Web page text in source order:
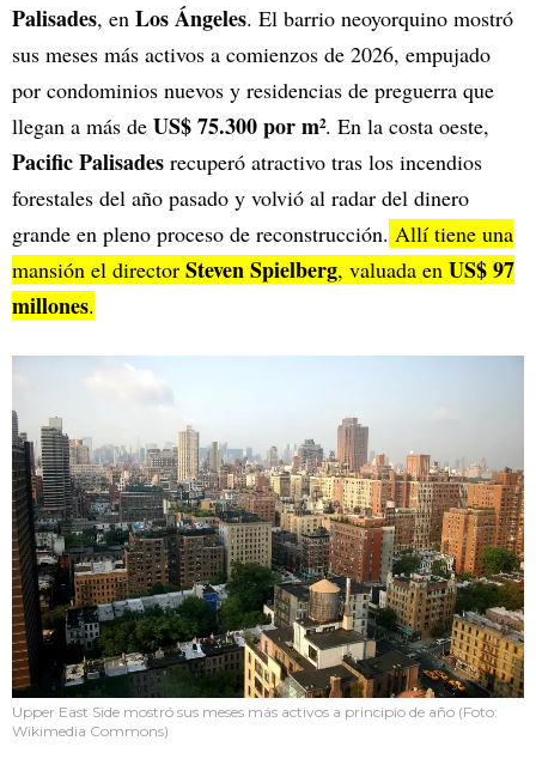
Palisades, en Los Ángeles. El barrio neoyorquino mostró
sus meses más activos a comienzos de 2026, empujado
por condominios nuevos y residencias de preguerra que
llegan a más de US$ 75.300 por m². En la costa oeste,
Pacific Palisades recuperó atractivo tras los incendios
forestales del año pasado y volvió al radar del dinero
grande en pleno proceso de reconstrucción. Allí tiene una
mansión el director Steven Spielberg, valuada en US$ 97
millones.
Upper East Side mostró sus meses más activos a principio de año (Foto:
Wikimedia Commons)